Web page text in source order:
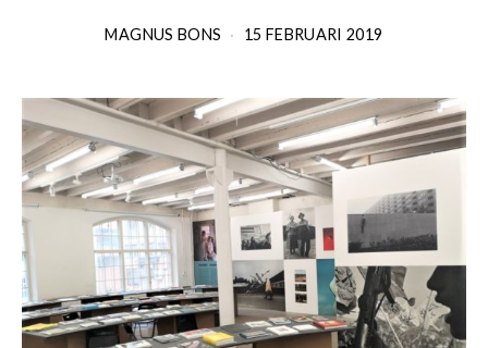
MAGNUS BONS 15 FEBRUARI 2019